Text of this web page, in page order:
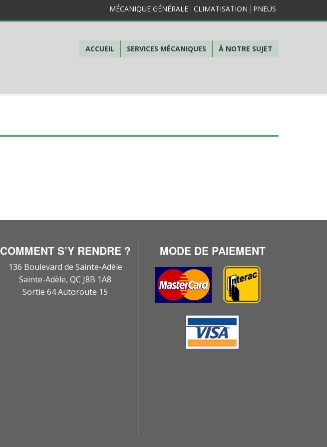
MÉCANIQUE GÉNÉRALE CLIMATISATION PNEUS
ACCUEIL SERVICES MÉCANIQUES À NOTRE SUJET
COMMENT S’Y RENDRE ?
136 Boulevard de Sainte-Adèle
Sainte-Adèle, QC J8B 1A8
Sortie 64 Autoroute 15
MODE DE PAIEMENT